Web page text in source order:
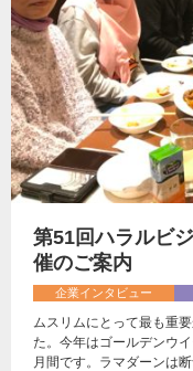
第51回ハラルビ
催のご案内
企業インタビュー
ムスリムにとって最も重
た。今年はゴールデンウ
月間です。ラマダーンは